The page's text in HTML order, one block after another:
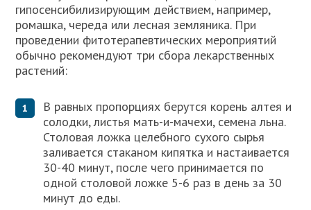
гипосенсибилизирующим действием, например,
ромашка, череда или лесная земляника. При
проведении фитотерапевтических мероприятий
обычно рекомендуют три сбора лекарственных
растений:
В равных пропорциях берутся корень алтея и
солодки, листья мать-и-мачехи, семена льна.
Столовая ложка целебного сухого сырья
заливается стаканом кипятка и настаивается
30-40 минут, после чего принимается по
одной столовой ложке 5-6 раз в день за 30
минут до еды.